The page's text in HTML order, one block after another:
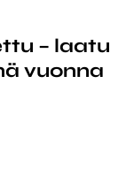
– laatu
vuonna